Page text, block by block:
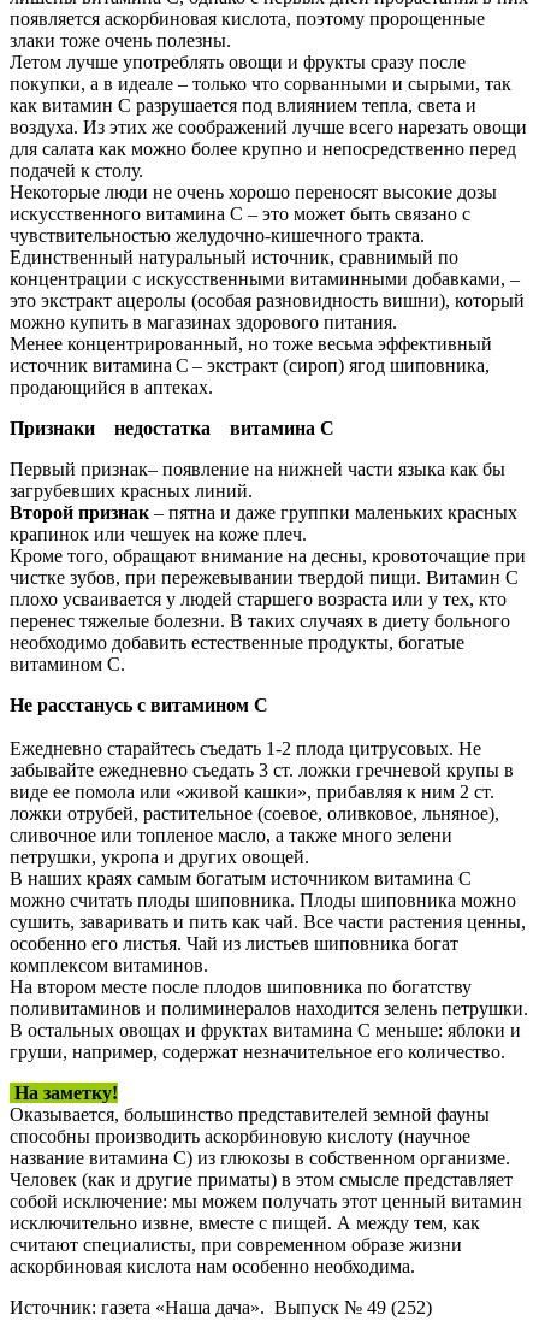
появляется аскорбиновая кислота, поэтому пророщенные
злаки тоже очень полезны.
Летом лучше употреблять овощи и фрукты сразу после
покупки, а в идеале – только что сорванными и сырыми, так
как витамин С разрушается под влиянием тепла, света и
воздуха. Из этих же соображений лучше всего нарезать овощи
для салата как можно более крупно и непосредственно перед
подачей к столу.
Некоторые люди не очень хорошо переносят высокие дозы
искусственного витамина С – это может быть связано с
чувствительностью желудочно-кишечного тракта.
Единственный натуральный источник, сравнимый по
концентрации с искусственными витаминными добавками, –
это экстракт ацеролы (особая разновидность вишни), который
можно купить в магазинах здорового питания.
Менее концентрированный, но тоже весьма эффективный
источник витамина С – экстракт (сироп) ягод шиповника,
продающийся в аптеках.
Признаки недостатка витамина С
Первый признак– появление на нижней части языка как бы
загрубевших красных линий.
Второй признак – пятна и даже группки маленьких красных
крапинок или чешуек на коже плеч.
Кроме того, обращают внимание на десны, кровоточащие при
чистке зубов, при пережевывании твердой пищи. Витамин С
плохо усваивается у людей старшего возраста или у тех, кто
перенес тяжелые болезни. В таких случаях в диету больного
необходимо добавить естественные продукты, богатые
витамином C.
Не расстанусь с витамином C
Ежедневно старайтесь съедать 1-2 плода цитрусовых. Не
забывайте ежедневно съедать 3 ст. ложки гречневой крупы в
виде ее помола или «живой кашки», прибавляя к ним 2 ст.
ложки отрубей, растительное (соевое, оливковое, льняное),
сливочное или топленое масло, а также много зелени
петрушки, укропа и других овощей.
В наших краях самым богатым источником витамина C
можно считать плоды шиповника. Плоды шиповника можно
сушить, заваривать и пить как чай. Все части растения ценны,
особенно его листья. Чай из листьев шиповника богат
комплексом витаминов.
На втором месте после плодов шиповника по богатству
поливитаминов и полиминералов находится зелень петрушки.
В остальных овощах и фруктах витамина C меньше: яблоки и
груши, например, содержат незначительное его количество.
На заметку!
Оказывается, большинство представителей земной фауны
способны производить аскорбиновую кислоту (научное
название витамина С) из глюкозы в собственном организме.
Человек (как и другие приматы) в этом смысле представляет
собой исключение: мы можем получать этот ценный витамин
исключительно извне, вместе с пищей. А между тем, как
считают специалисты, при современном образе жизни
аскорбиновая кислота нам особенно необходима.
Источник: газета «Наша дача». Выпуск № 49 (252)